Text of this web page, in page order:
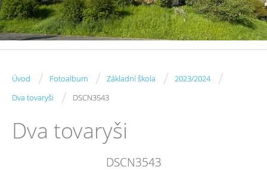
Úvod / Fotoalbum / Základní škola / 2023/2024 /
Dva tovaryši / DSCN3543
Dva tovaryši
DSCN3543